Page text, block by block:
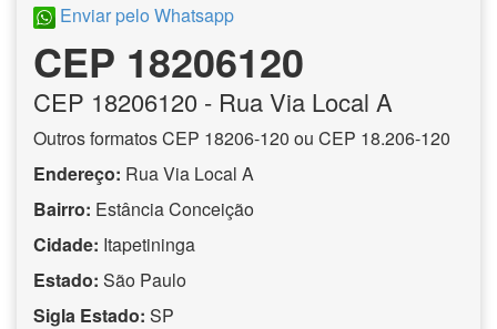
Enviar pelo Whatsapp
CEP 18206120
CEP 18206120 - Rua Via Local A
Outros formatos CEP 18206-120 ou CEP 18.206-120
Endereço: Rua Via Local A
Bairro: Estância Conceição
Cidade: Itapetininga
Estado: São Paulo
Sigla Estado: SP